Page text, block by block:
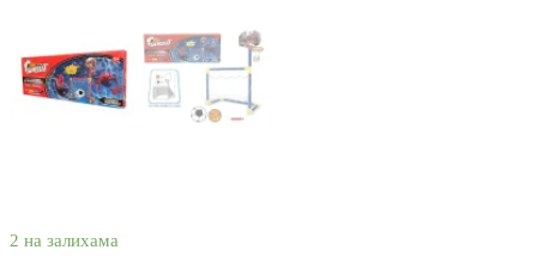
2 на залихама